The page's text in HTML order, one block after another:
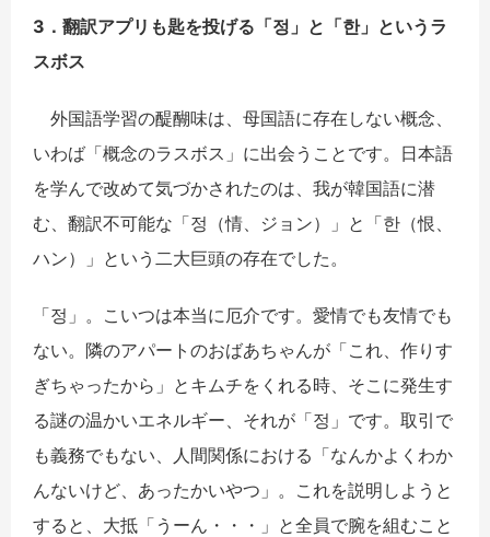
3．翻訳アプリも匙を投げる「정」と「한」というラ
スボス
外国語学習の醍醐味は、母国語に存在しない概念、
いわば「概念のラスボス」に出会うことです。日本語
を学んで改めて気づかされたのは、我が韓国語に潜
む、翻訳不可能な「정 （情、ジョン）」と「한 （恨、
ハン）」という二大巨頭の存在でした。
「정 」。こいつは本当に厄介です。愛情でも友情でも
ない。隣のアパートのおばあちゃんが「これ、作りす
ぎちゃったから」とキムチをくれる時、そこに発生す
る謎の温かいエネルギー、それが「정 」です。取引で
も義務でもない、人間関係における「なんかよくわか
んないけど、あったかいやつ」。これを説明しようと
すると、大抵「うーん・・・ 」と全員で腕を組むこと